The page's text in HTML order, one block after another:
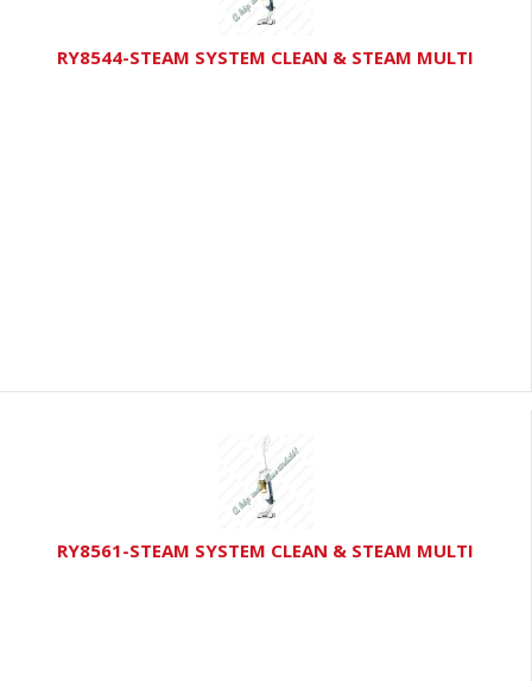
RY8544-STEAM SYSTEM CLEAN & STEAM MULTI
RY8561-STEAM SYSTEM CLEAN & STEAM MULTI